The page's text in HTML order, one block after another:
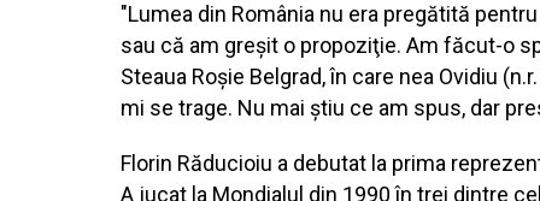
"Lumea din România nu era pregătită
sau că am greşit o propoziţie. Am făcut-o
Steaua Roşie Belgrad, în care nea Ovidiu
mi se trage. Nu mai ştiu ce am spus, dar
Florin Răducioiu a debutat la prima
A jucat la Mondialul din 1990 în trei dintre